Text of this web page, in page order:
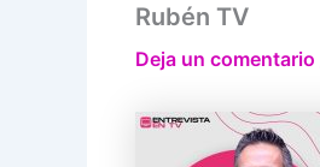
Rubén TV
Deja un comentario